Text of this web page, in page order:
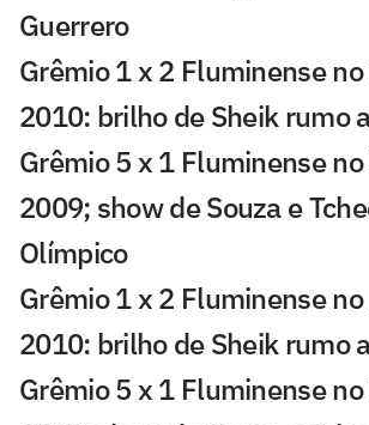
Guerrero
Grêmio 1 x 2 Fluminense
2010: brilho de Sheik rumo
Grêmio 5 x 1 Fluminense
2009; show de Souza e
Olímpico
Grêmio 1 x 2 Fluminense
2010: brilho de Sheik rumo
Grêmio 5 x 1 Fluminense